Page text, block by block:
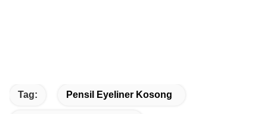
Tag: Pensil Eyeliner Kosong